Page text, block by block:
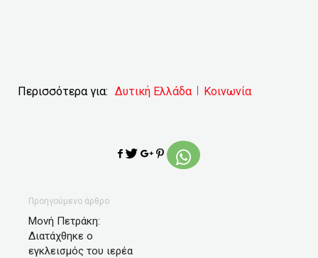
Περισσότερα για: Δυτική Ελλάδα Κοινωνία
Προηγούμενο άρθρο
Μονή Πετράκη:
Διατάχθηκε ο
εγκλεισμός του ιερέα